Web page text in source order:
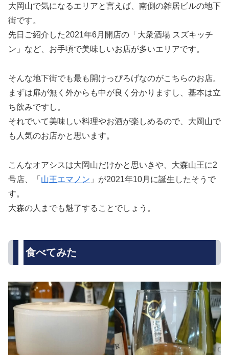
大岡山で気になるエリアと言えば、南側の雑居ビルの地下
街です。
先日ご紹介した2021年6月開店の「大衆酒場 スズキッチ
ン」など、お手頃で美味しいお店が多いエリアです。
そんな地下街でも最も開けっぴろげなのがこちらのお店。
まずは扉が無く外からも中が良く分かりますし、基本は立
ち飲みですし。
それでいて美味しい料理やお酒が楽しめるので、大岡山で
も人気のお店かと思います。
こんなオアシスは大岡山だけかと思いきや、大森山王に2
号店、「 山王エマノン 」が2021年10月に誕生したそうで
す。
大森の人までも魅了することでしょう。
食べてみた